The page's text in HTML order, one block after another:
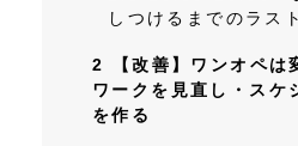
しつけるまでのラス
2
【改善】ワンオペは
ワークを見直し・スケ
を作る